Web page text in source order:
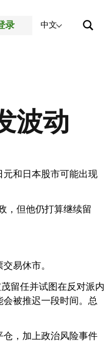
录 中文
波动
元和日本股市可能出现
，但他仍打算继续留
易休市。
留任并试图在反对派内
被推迟一段时间。总
仓，加上政治风险事件